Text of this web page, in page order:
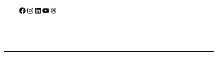
Facebook InstagramLinkedIn YouTube Threads